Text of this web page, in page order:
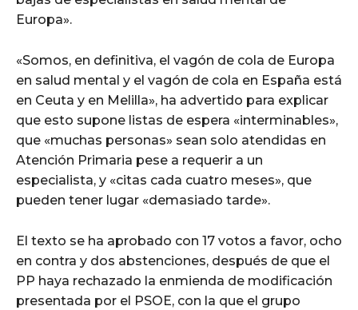
Europa».
«Somos, en definitiva, el vagón de cola de Europa
en salud mental y el vagón de cola en España está
en Ceuta y en Melilla», ha advertido para explicar
que esto supone listas de espera «interminables»,
que «muchas personas» sean solo atendidas en
Atención Primaria pese a requerir a un
especialista, y «citas cada cuatro meses», que
pueden tener lugar «demasiado tarde».
El texto se ha aprobado con 17 votos a favor, ocho
en contra y dos abstenciones, después de que el
PP haya rechazado la enmienda de modificación
presentada por el PSOE, con la que el grupo